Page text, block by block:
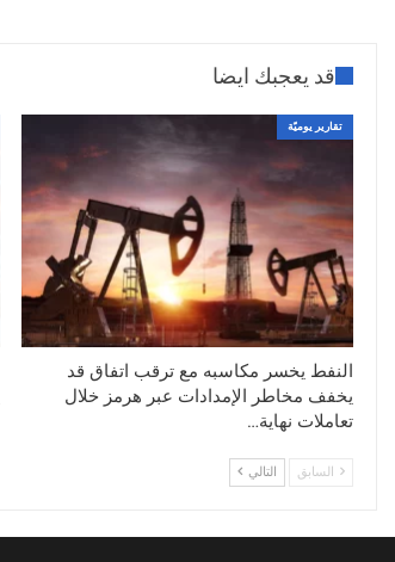
قد يعجبك ايضا
تقارير يوميّة
النفط يخسر مكاسبه مع ترقب اتفاق قد
يخفف مخاطر الإمدادات عبر هرمز خلال
تعاملات نهاية…
السابق التالي